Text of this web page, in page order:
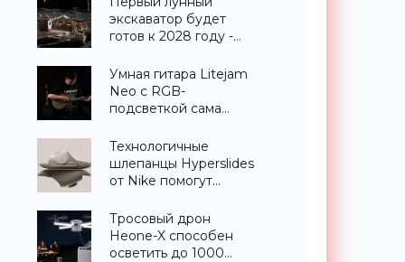
экскаватор будет
готов к 2028 году -
Умная гитара Litejam
Neo с RGB-
подсветкой сама
«Гаджеты»
Технологичные
шлепанцы Hyperslides
от Nike помогут
ноги после
тренировки -
«Гаджеты»
Тросовый дрон
Heone-X способен
осветить до 1000